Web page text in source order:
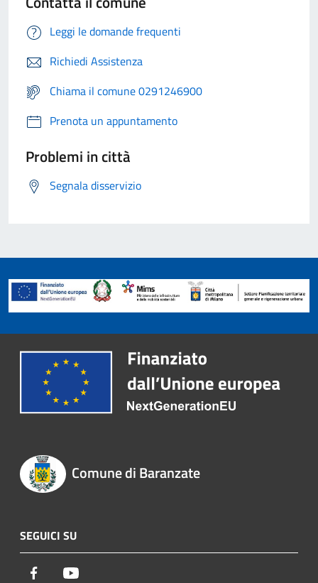
Leggi le domande frequenti
Richiedi Assistenza
Chiama il comune 0291246900
Prenota un appuntamento
Problemi in città
Segnala disservizio
Comune di Baranzate
SEGUICI SU
Facebook